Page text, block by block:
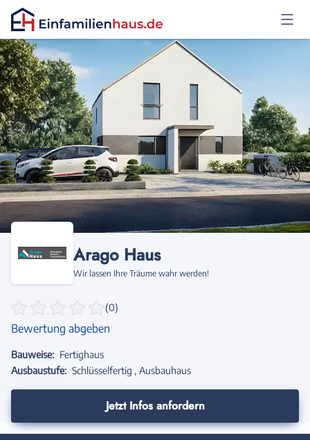
Anmelden
Arago Haus
Wir lassen Ihre Träume wahr werden!
(0)
Bewertung abgeben
Bauweise: Fertighaus
Ausbaustufe: Schlüsselfertig Ausbauhaus
Jetzt Infos anfordern